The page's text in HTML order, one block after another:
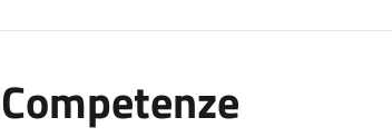
Competenze